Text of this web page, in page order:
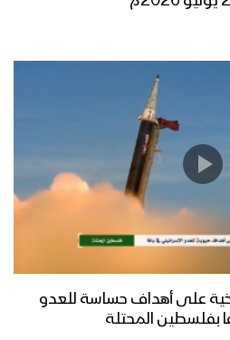
على أهداف حساسة للعدو
بفلسطين المحتلة